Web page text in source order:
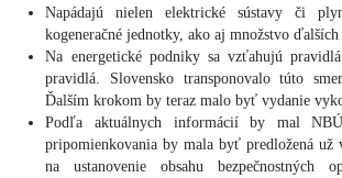
Napádajú nielen elektrické sústavy či
kogeneračné jednotky, ako aj množstvo
Na energetické podniky sa vzťahujú
pravidlá. Slovensko transponovalo túto
Ďalším krokom by teraz malo byť vydanie
Podľa aktuálnych informácií by mal
pripomienkovania by mala byť predložená
na ustanovenie obsahu bezpečnostných